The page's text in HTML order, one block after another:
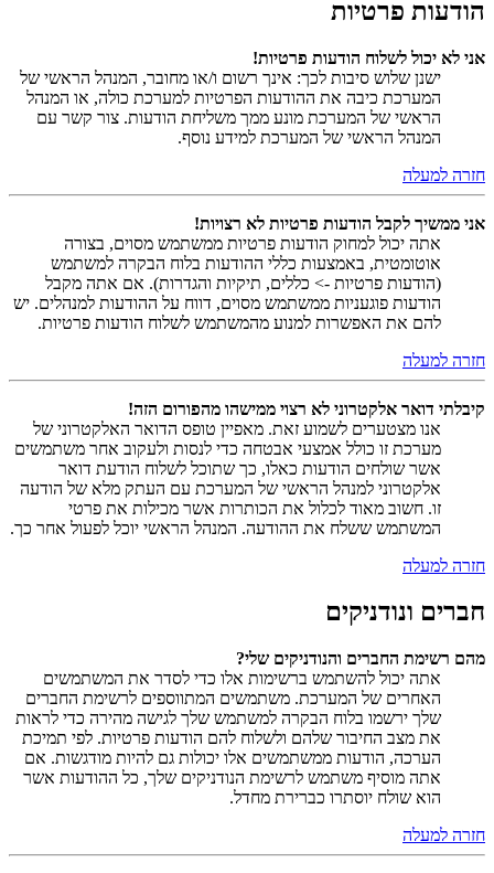
הודעות פרטיות
אני לא יכול לשלוח הודעות פרטיות!
ישנן שלוש סיבות לכך: אינך רשום ו/או מחובר, המנהל הראשי של
המערכת כיבה את ההודעות הפרטיות למערכת כולה, או המנהל
הראשי של המערכת מונע ממך משליחת הודעות. צור קשר עם
המנהל הראשי של המערכת למידע נוסף.
חזרה למעלה
אני ממשיך לקבל הודעות פרטיות לא רצויות!
אתה יכול למחוק הודעות פרטיות ממשתמש מסוים, בצורה
אוטומטית, באמצעות כללי ההודעות בלוח הבקרה למשתמש
(הודעות פרטיות -> כללים, תיקיות והגדרות). אם אתה מקבל
הודעות פוגעניות ממשתמש מסוים, דווח על ההודעות למנהלים. יש
להם את האפשרות למנוע מהמשתמש לשלוח הודעות פרטיות.
חזרה למעלה
קיבלתי דואר אלקטרוני לא רצוי ממישהו מהפורום הזה!
אנו מצטערים לשמוע זאת. מאפיין טופס הדואר האלקטרוני של
מערכת זו כולל אמצעי אבטחה כדי לנסות ולעקוב אחר משתמשים
אשר שולחים הודעות כאלו, כך שתוכל לשלוח הודעת דואר
אלקטרוני למנהל הראשי של המערכת עם העתק מלא של הודעה
זו. חשוב מאוד לכלול את הכותרות אשר מכילות את פרטי
המשתמש ששלח את ההודעה. המנהל הראשי יוכל לפעול אחר כך.
חזרה למעלה
חברים ונודניקים
מהם רשימת החברים והנודניקים שלי?
אתה יכול להשתמש ברשימות אלו כדי לסדר את המשתמשים
האחרים של המערכת. משתמשים המתווספים לרשימת החברים
שלך ירשמו בלוח הבקרה למשתמש שלך לגישה מהירה כדי לראות
את מצב החיבור שלהם ולשלוח להם הודעות פרטיות. לפי תמיכת
הערכה, הודעות ממשתמשים אלו יכולות גם להיות מודגשות. אם
אתה מוסיף משתמש לרשימת הנודניקים שלך, כל ההודעות אשר
הוא שולח יוסתרו כברירת מחדל.
חזרה למעלה